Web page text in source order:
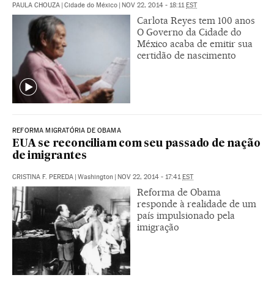
PAULA CHOUZA | Cidade do México | NOV 22, 2014 - 18:11EST
Carlota Reyes tem 100 anos
O Governo da Cidade do
México acaba de emitir sua
certidão de nascimento
REFORMA MIGRATÓRIA DE OBAMA
EUA se reconciliam com seu passado de nação
de imigrantes
CRISTINA F. PEREDA | Washington | NOV 22, 2014 - 17:41EST
Reforma de Obama
responde à realidade de um
país impulsionado pela
imigração